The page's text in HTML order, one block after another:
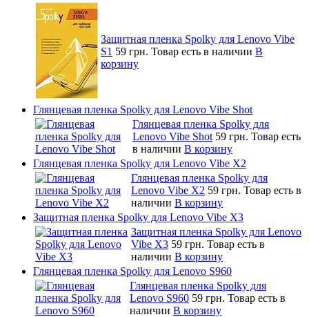
Защитная пленка Spolky для Lenovo Vibe
S1 59 грн. Товар есть в наличии В
корзину
Глянцевая пленка Spolky для Lenovo Vibe Shot
Глянцевая пленка Spolky для
Lenovo Vibe Shot 59 грн. Товар есть
в наличии В корзину
Глянцевая пленка Spolky для Lenovo Vibe X2
Глянцевая пленка Spolky для
Lenovo Vibe X2 59 грн. Товар есть в
наличии В корзину
Защитная пленка Spolky для Lenovo Vibe X3
Защитная пленка Spolky для Lenovo
Vibe X3 59 грн. Товар есть в
наличии В корзину
Глянцевая пленка Spolky для Lenovo S960
Глянцевая пленка Spolky для
Lenovo S960 59 грн. Товар есть в
наличии В корзину